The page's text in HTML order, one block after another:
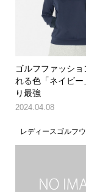
ゴルフファッショ
れる色「ネイビ
り最強
2024.04.08
レディースゴルフ